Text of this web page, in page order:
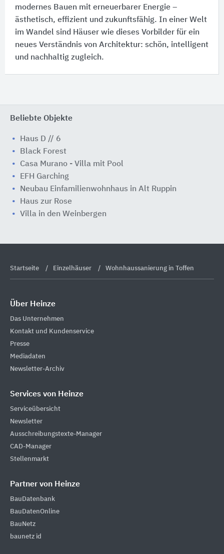
modernes Bauen mit erneuerbarer Energie –
ästhetisch, effizient und zukunftsfähig. In einer Welt
im Wandel sind Häuser wie dieses Vorbilder für ein
neues Verständnis von Architektur:​ schön, intelligent
und nachhaltig zugleich.
Beliebte Objekte
Haus D // 6
Black Forest
Casa Murano - Villa mit Pool
EFH Garching
Neubau Einfamilienwohnhaus in Alt Ruppin
Haus zur Rose
Villa in den Weinbergen
Startseite Einzelhäuser Wohnhaussanierung in Toffen
Über Heinze
Das Unternehmen
Kontakt und Kundenservice
Presse
Mediadaten
Newsletter-Archiv
Services von Heinze
Serviceübersicht
Newsletter
Ausschreibungstexte-Manager
CAD-Manager
Stellenmarkt
Partner von Heinze
BauDatenbank
BauDatenOnline
BauNetz
baunetz id